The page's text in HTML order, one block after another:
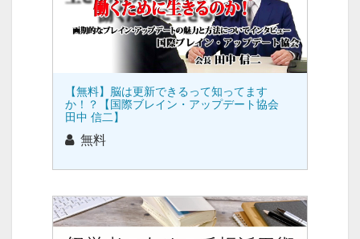
【無料】脳は更新できるって知ってます
か！？【国際ブレイン・アップデート協会
田中 信二】
無料